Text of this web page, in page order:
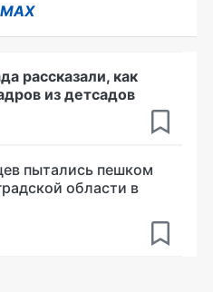
MAX
рассказали, как
из детсадов
пытались пешком
области в